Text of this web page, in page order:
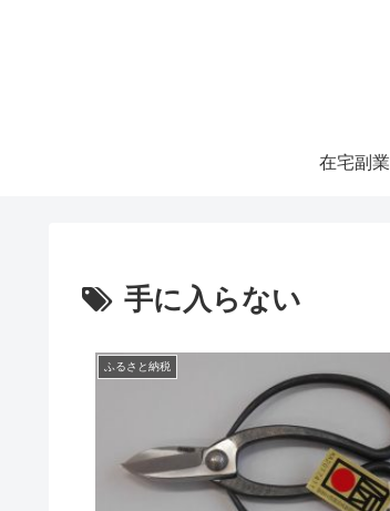
在宅副業
手に入らない
ふるさと納税